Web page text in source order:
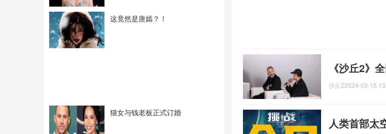
这竟然是唐嫣？！
猫女与钱老板正式订婚
《沙丘2》
沙丘22024-03-15
人类首部太